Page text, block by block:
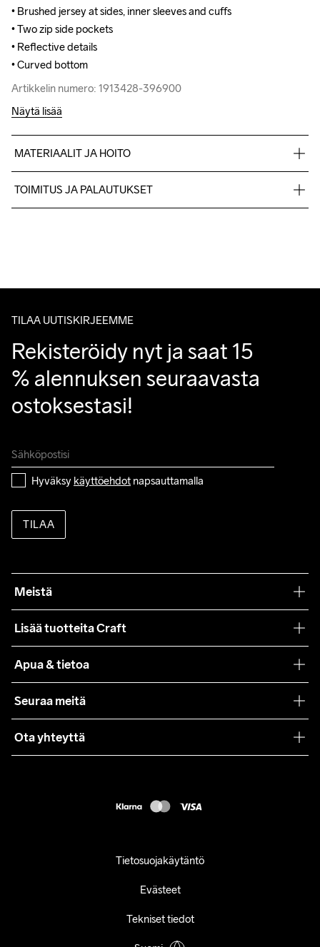
• Brushed jersey at sides, inner sleeves and cuffs
• Two zip side pockets
• Reflective details
• Curved bottom
Artikkelin numero: 1913428-396900
• Brushed jersey at sides, inner sleeves and cuffs
• Two zip side pockets
• Reflective details
• Curved bottom
Artikkelin numero: 1913428-396900
Näytä lisää
MATERIAALIT JA HOITO
Back 100% Polyester Side Panels: 100% Polyester
TOIMITUS JA PALAUTUKSET
kysymyksiisi.
TILAA UUTISKIRJEEMME
Rekisteröidy nyt ja saat 15
% alennuksen seuraavasta
ostoksestasi!
Hyväksy käyttöehdot napsauttamalla
TILAA
Meistä
Lisää tuotteita Craft
Yhteistyöt
Lehdistö
Apua & tietoa
Käyttöehdot
Asiakaspalvelu
Seuraa meitä
Ota yhteyttä
Tietosuojakäytäntö
Evästeet
Tekniset tiedot